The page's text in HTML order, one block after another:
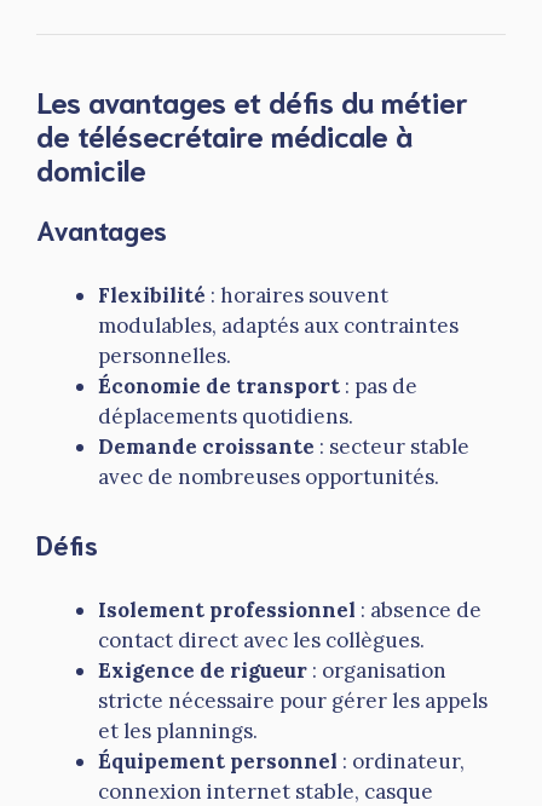
Les avantages et défis du métier
de télésecrétaire médicale à
domicile
Avantages
Flexibilité : horaires souvent
modulables, adaptés aux contraintes
personnelles.
Économie de transport : pas de
déplacements quotidiens.
Demande croissante : secteur stable
avec de nombreuses opportunités.
Défis
Isolement professionnel : absence de
contact direct avec les collègues.
Exigence de rigueur : organisation
stricte nécessaire pour gérer les appels
et les plannings.
Équipement personnel : ordinateur,
connexion internet stable, casque